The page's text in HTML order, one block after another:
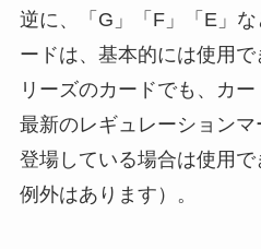
逆に、「G」「F」「E」
ードは、基本的には使用
リーズのカードでも、カー
最新のレギュレーション
登場している場合は使用
例外はあります）。